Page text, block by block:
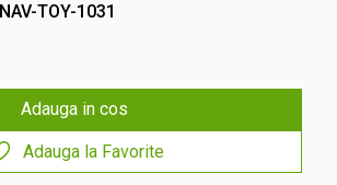
NAV-TOY-1031
Adauga in cos
Adauga la Favorite